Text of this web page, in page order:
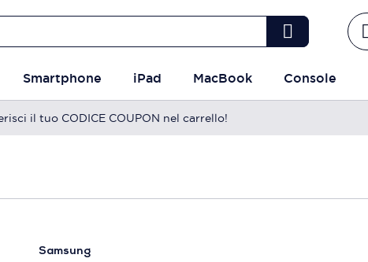
Smartphone iPad MacBook Console
il tuo CODICE COUPON nel carrello!
Samsung